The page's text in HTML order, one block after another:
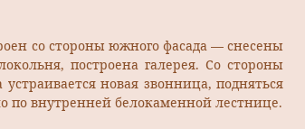
со стороны южного фасада — снесены
построена галерея. Со стороны
устраивается новая звонница, подняться
по внутренней белокаменной лестнице.